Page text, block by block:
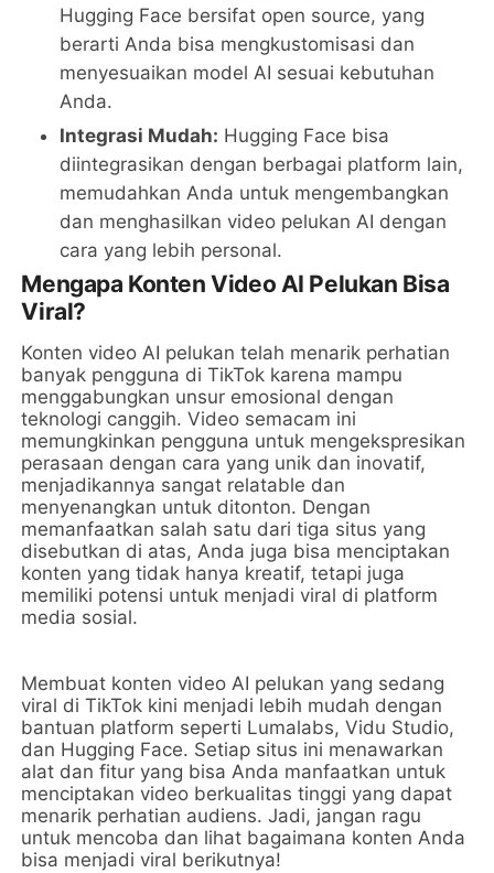
Hugging Face bersifat open source, yang
berarti Anda bisa mengkustomisasi dan
menyesuaikan model AI sesuai kebutuhan
Anda.
Integrasi Mudah: Hugging Face bisa
diintegrasikan dengan berbagai platform lain,
memudahkan Anda untuk mengembangkan
dan menghasilkan video pelukan AI dengan
cara yang lebih personal.
Mengapa Konten Video AI Pelukan Bisa
Viral?
Konten video AI pelukan telah menarik perhatian
banyak pengguna di TikTok karena mampu
menggabungkan unsur emosional dengan
teknologi canggih. Video semacam ini
memungkinkan pengguna untuk mengekspresikan
perasaan dengan cara yang unik dan inovatif,
menjadikannya sangat relatable dan
menyenangkan untuk ditonton. Dengan
memanfaatkan salah satu dari tiga situs yang
disebutkan di atas, Anda juga bisa menciptakan
konten yang tidak hanya kreatif, tetapi juga
memiliki potensi untuk menjadi viral di platform
media sosial.
Membuat konten video AI pelukan yang sedang
viral di TikTok kini menjadi lebih mudah dengan
bantuan platform seperti Lumalabs, Vidu Studio,
dan Hugging Face. Setiap situs ini menawarkan
alat dan fitur yang bisa Anda manfaatkan untuk
menciptakan video berkualitas tinggi yang dapat
menarik perhatian audiens. Jadi, jangan ragu
untuk mencoba dan lihat bagaimana konten Anda
bisa menjadi viral berikutnya!